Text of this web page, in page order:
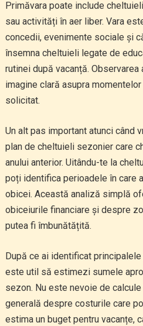
Primăvara poate include
sau activități în aer liber. Vara
concedii, evenimente sociale și
însemna cheltuieli legate de
rutinei după vacanță.
imagine clară asupra
solicitat.
Un alt pas important atunci când
plan de cheltuieli sezonier care
anului anterior. Uitându-te la
poți identifica perioadele în care
obicei. Această analiză simplă
obiceiurile financiare și despre
putea fi îmbunătățită.
După ce ai identificat
este util să estimezi sumele
sezon. Nu este nevoie de
generală despre costurile care
estima un buget pentru vacanțe,